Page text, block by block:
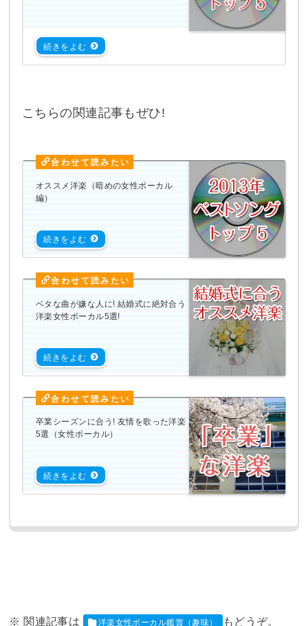
こちらの関連記事もぜひ!
オススメ洋楽（暗めの女性ボーカル
編）
ベタな曲が嫌な人に! 結婚式に絶対合う
洋楽女性ボーカル5選!
卒業シーズンに合う! 友情を歌った洋楽
5選（女性ボーカル）
洋楽女性ボーカル鑑賞（趣味）